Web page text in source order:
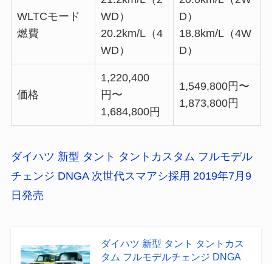
WLTCモード
燃費
WD）
20.2km/L（4
WD）
D）
18.8km/L（4W
D）
価格
1,220,400
円〜
1,684,800円
1,549,800円〜
1,873,800円
ダイハツ 新型 タント タントカスタム フルモデル
チェンジ DNGA 次世代スマアシ採用 2019年7月9
日発売
ダイハツ 新型 タント タントカス
タム フルモデルチェンジ DNGA